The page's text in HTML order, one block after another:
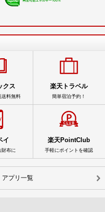
クス
送料無料
楽天トラベル
簡単宿泊予約！
イ
財布に
楽天PointClub
手軽にポイントを確認
アプリ一覧